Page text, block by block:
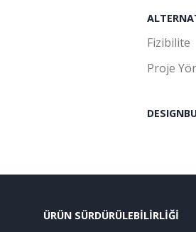
Fizibilite
Proje
ÜRÜN SÜRDÜRÜLEBİLİRLİĞİ